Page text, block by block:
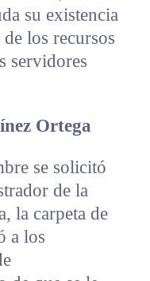
su existencia
los recursos
servidores
Ortega
se solicitó
de la
la carpeta de
a los